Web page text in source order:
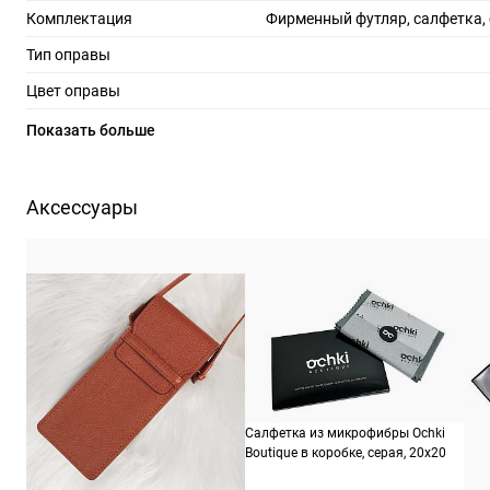
Комплектация Фирменный футляр, салфетка,
Тип оправы
Цвет оправы
Материал оправы
Производитель
Назначение
Показать больше
Аксессуары
Салфетка из микрофибры Ochki
Boutique в коробке, серая, 20х20